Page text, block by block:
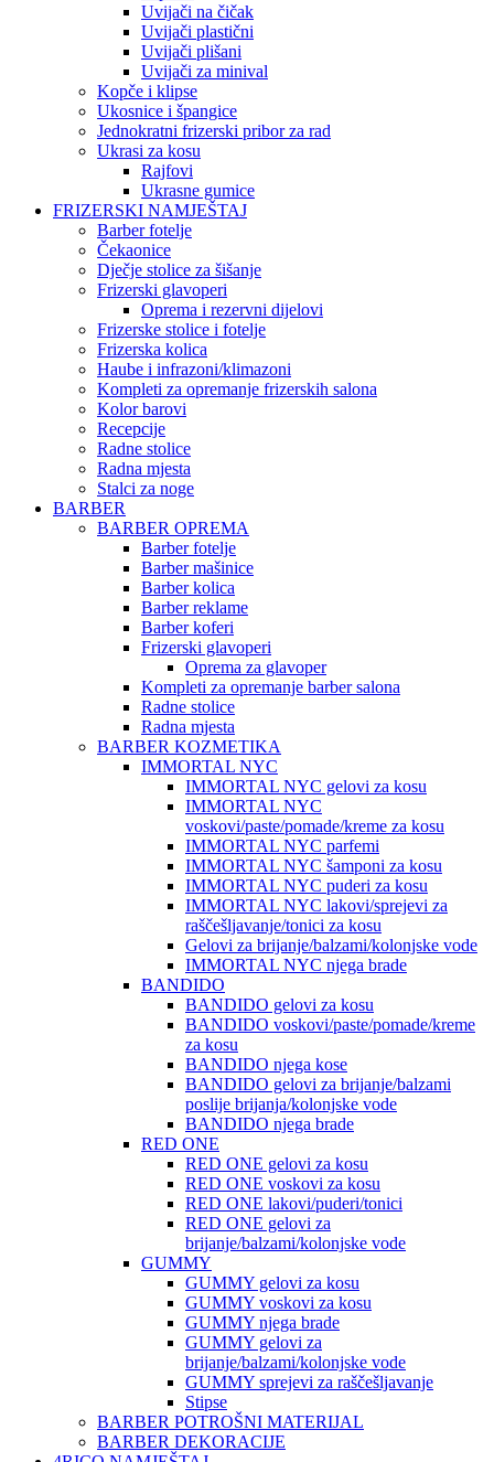
Uvijači na čičak
Uvijači plastični
Uvijači plišani
Uvijači za minival
Kopče i klipse
Ukosnice i špangice
Jednokratni frizerski pribor za rad
Ukrasi za kosu
Rajfovi
Ukrasne gumice
FRIZERSKI NAMJEŠTAJ
Barber fotelje
Čekaonice
Dječje stolice za šišanje
Frizerski glavoperi
Oprema i rezervni dijelovi
Frizerske stolice i fotelje
Frizerska kolica
Haube i infrazoni/klimazoni
Kompleti za opremanje frizerskih salona
Kolor barovi
Recepcije
Radne stolice
Radna mjesta
Stalci za noge
BARBER
BARBER OPREMA
Barber fotelje
Barber mašinice
Barber kolica
Barber reklame
Barber koferi
Frizerski glavoperi
Oprema za glavoper
Kompleti za opremanje barber salona
Radne stolice
Radna mjesta
BARBER KOZMETIKA
IMMORTAL NYC
IMMORTAL NYC gelovi za kosu
IMMORTAL NYC
voskovi/paste/pomade/kreme za kosu
IMMORTAL NYC parfemi
IMMORTAL NYC šamponi za kosu
IMMORTAL NYC puderi za kosu
IMMORTAL NYC lakovi/sprejevi za
raščešljavanje/tonici za kosu
Gelovi za brijanje/balzami/kolonjske vode
IMMORTAL NYC njega brade
BANDIDO
BANDIDO gelovi za kosu
BANDIDO voskovi/paste/pomade/kreme
za kosu
BANDIDO njega kose
BANDIDO gelovi za brijanje/balzami
poslije brijanja/kolonjske vode
BANDIDO njega brade
RED ONE
RED ONE gelovi za kosu
RED ONE voskovi za kosu
RED ONE lakovi/puderi/tonici
RED ONE gelovi za
brijanje/balzami/kolonjske vode
GUMMY
GUMMY gelovi za kosu
GUMMY voskovi za kosu
GUMMY njega brade
GUMMY gelovi za
brijanje/balzami/kolonjske vode
GUMMY sprejevi za raščešljavanje
Stipse
BARBER POTROŠNI MATERIJAL
BARBER DEKORACIJE